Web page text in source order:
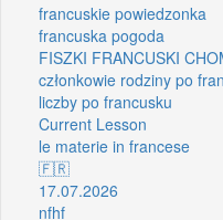
francuskie powiedzonka
francuska pogoda
FISZKI FRANCUSKI
członkowie rodziny po
liczby po francusku
Current Lesson
le materie in francese
🇫🇷
17.07.2026
nfhf